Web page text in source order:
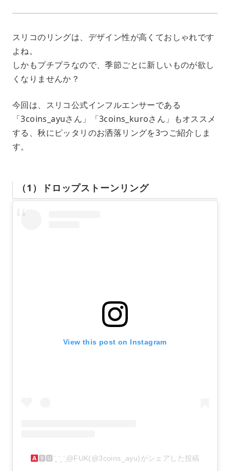
スリコのリングは、デザイン性が高くておしゃれです
よね。
しかもプチプラなので、季節ごとに新しいものが欲し
くなりませんか？
今回は、スリコ公式インフルエンサーである
「3coins_ayuさん」「3coins_kuroさん」もオススメ
する、秋にピッタリのお洒落リングを3つご紹介しま
す。
（1）ドロップストーンリング
View this post on Instagram
‌🆈‌🆄¨̮ ¨̮ ¨̮@FUK(@3coins_ayu)がシェアした投稿